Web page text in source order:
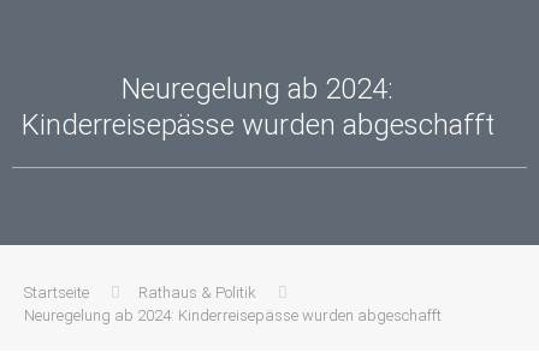
Neuregelung ab 2024:
Kinderreisepässe wurden abgeschafft
Startseite
Rathaus & Politik
Neuregelung ab 2024: Kinderreisepässe wurden abgeschafft